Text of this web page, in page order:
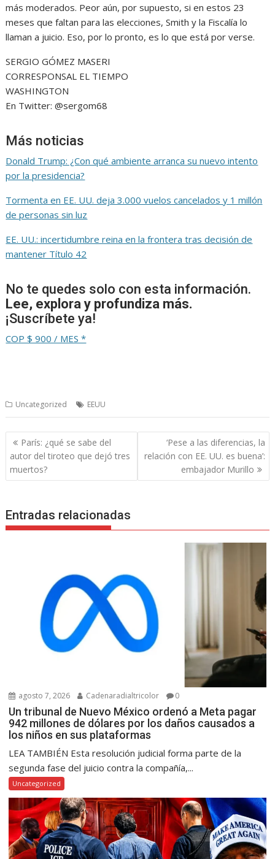
más moderados. Peor aún, por supuesto, si en estos 23
meses que faltan para las elecciones, Smith y la Fiscalía lo
llaman a juicio. Eso, por lo pronto, es lo que está por verse.
SERGIO GÓMEZ MASERI
CORRESPONSAL EL TIEMPO
WASHINGTON
En Twitter: @sergom68
Más noticias
Donald Trump: ¿Con qué ambiente arranca su nuevo intento
por la presidencia?
Tormenta en EE. UU. deja 3.000 vuelos cancelados y 1 millón
de personas sin luz
EE. UU.: incertidumbre reina en la frontera tras decisión de
mantener Título 42
No te quedes solo con esta información.
Lee, explora y profundiza más.
¡Suscríbete ya!
COP $ 900 / MES *
Uncategorized EEUU
Navegación
de
entradas
París: ¿qué se sabe del
autor del tiroteo que dejó tres
muertos?
‘Pese a las diferencias, la
relación con EE. UU. es buena’:
embajador Murillo
Entradas relacionadas
agosto 7, 2026 Cadenaradialtricolor 0
Un tribunal de Nuevo México ordenó a Meta pagar
942 millones de dólares por los daños causados a
los niños en sus plataformas
LEA TAMBIÉN Esta resolución judicial forma parte de la
segunda fase del juicio contra la compañía,...
Uncategorized